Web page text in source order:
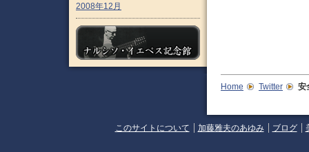
2008年12月
Home Twitter 安
このサイトについて 加藤雅夫のあゆみ ブログ